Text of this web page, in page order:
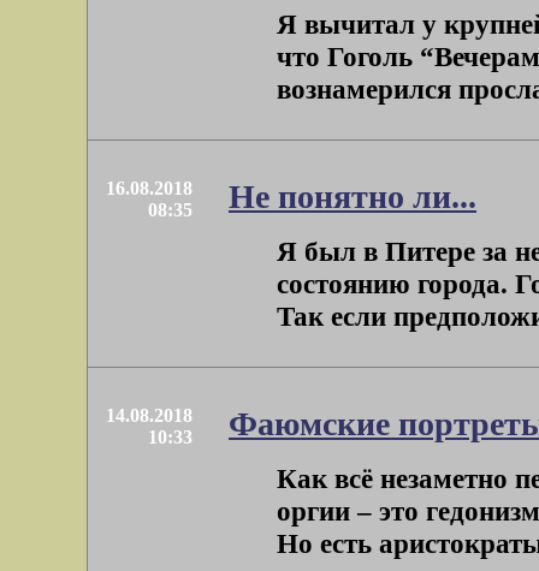
Я вычитал у
что Гоголь
вознамерился
16.08.2018
08:35
Не понятно ли...
Я был в Питере за
состоянию города.
Так если
14.08.2018
10:33
Фаюмские
Как всё незаметно
оргии – это
Но есть